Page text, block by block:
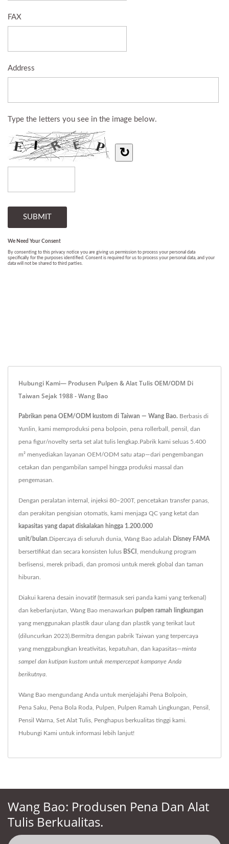
Hubungi Kami— Produsen Pulpen & Alat Tulis OEM/ODM Di
Taiwan Sejak 1988 - Wang Bao
Pabrikan pena OEM/ODM kustom di Taiwan — Wang Bao. Berbasis di
Yunlin, kami memproduksi pena bolpoin, pena rollerball, pensil, dan
pena figur/novelty serta set alat tulis lengkap.Pabrik kami seluas 5.400
m² menyediakan layanan OEM/ODM satu atap—dari pengembangan
cetakan dan pengambilan sampel hingga produksi massal dan
pengemasan.
Dengan peralatan internal, injeksi 80–200T, pencetakan transfer panas,
dan perakitan pengisian otomatis, kami menjaga QC yang ketat dan
kapasitas yang dapat diskalakan hingga 1.200.000
unit/bulan .Dipercaya di seluruh dunia, Wang Bao adalah Disney FAMA
bersertifikat dan secara konsisten lulus BSCI , mendukung program
berlisensi, merek pribadi, dan promosi untuk merek global dan taman
hiburan.
Diakui karena desain inovatif (termasuk seri panda kami yang terkenal)
dan keberlanjutan, Wang Bao menawarkan pulpen ramah lingkungan
yang menggunakan plastik daur ulang dan plastik yang terikat laut
(diluncurkan 2023).Bermitra dengan pabrik Taiwan yang terpercaya
yang menggabungkan kreativitas, kepatuhan, dan kapasitas—minta
sampel dan kutipan kustom untuk mempercepat kampanye Anda
berikutnya
Wang Bao mengundang Anda untuk menjelajahi Pena Bolpoin
Pena Saku Pena Bola Roda Pulpen Pulpen Ramah Lingkungan Pensil
Pensil Warna Set Alat Tulis Penghapus berkualitas tinggi kami.
Hubungi Kami untuk informasi lebih lanjut!
Wang Bao: Produsen Pena Dan Alat
Tulis Berkualitas.